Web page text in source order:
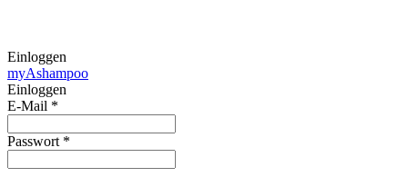
Einloggen
myAshampoo
Einloggen
E-Mail *
Passwort *